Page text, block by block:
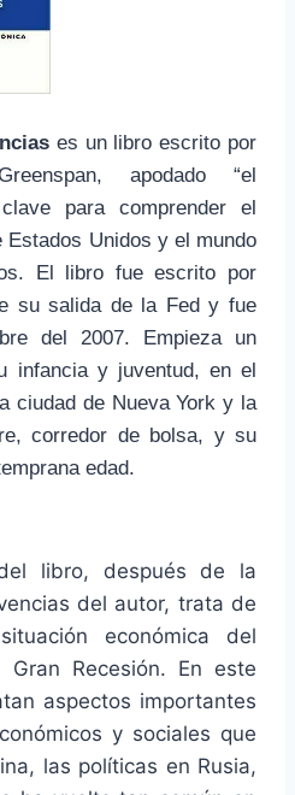
es un libro escrito por
apodado “el
para comprender el
Estados Unidos y el mundo
El libro fue escrito por
su salida de la Fed y fue
del 2007. Empieza un
infancia y juventud, en el
ciudad de Nueva York y la
corredor de bolsa, y su
edad.
libro, después de la
del autor, trata de
económica del
Recesión. En este
aspectos importantes
y sociales que
las políticas en Rusia,